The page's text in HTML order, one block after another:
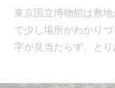
東京国立博物館は敷
で少し場所がわかり
字が見当たらず、とり